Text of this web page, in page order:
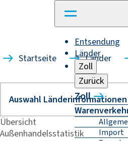
Entsendung
Länder
Zoll
Zurück
Zoll
Import
Startseite Länder
Übersicht
Außenhandelsstatistik